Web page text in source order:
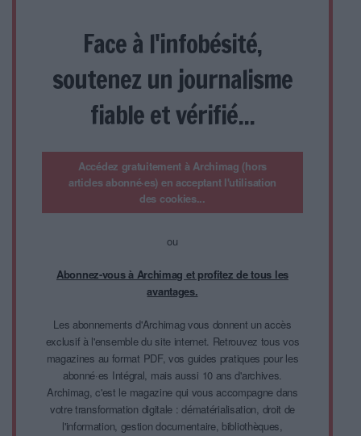
Face à l'infobésité,
soutenez un journalisme
fiable et vérifié...
Accédez gratuitement à Archimag (hors
articles abonné·es) en acceptant l'utilisation
des cookies...
ou
Abonnez-vous à Archimag et profitez de tous les
avantages.
Les abonnements d'Archimag vous donnent un accès
exclusif à l'ensemble du site internet. Retrouvez tous vos
magazines au format PDF, vos guides pratiques pour les
abonné·es Intégral, mais aussi 10 ans d'archives.
Archimag, c'est le magazine qui vous accompagne dans
votre transformation digitale : dématérialisation, droit de
l'information, gestion documentaire, bibliothèques,